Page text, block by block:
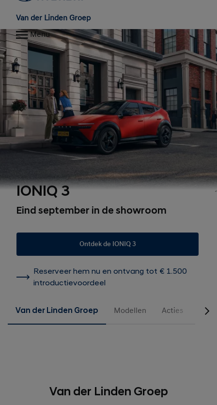
Van der Linden Groep
Menu
IONIQ 3
Eind september in de showroom
Ontdek de IONIQ 3
Reserveer hem nu en ontvang tot € 1.500
introductievoordeel
Van der Linden Groep Modellen Acties
Van der Linden Groep